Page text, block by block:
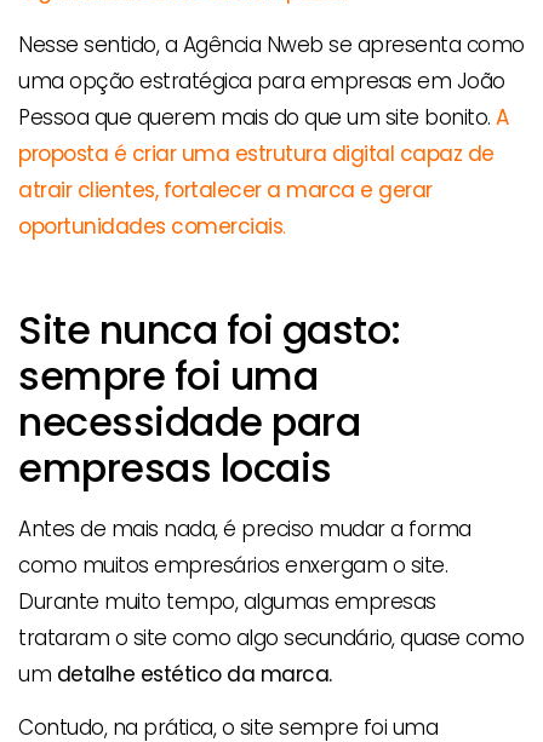
Nesse sentido, a Agência Nweb se apresenta como
uma opção estratégica para empresas em João
Pessoa que querem mais do que um site bonito. A
proposta é criar uma estrutura digital capaz de
atrair clientes, fortalecer a marca e gerar
oportunidades comerciais.
Site nunca foi gasto:
sempre foi uma
necessidade para
empresas locais
Antes de mais nada, é preciso mudar a forma
como muitos empresários enxergam o site.
Durante muito tempo, algumas empresas
trataram o site como algo secundário, quase como
um detalhe estético da marca.
Contudo, na prática, o site sempre foi uma